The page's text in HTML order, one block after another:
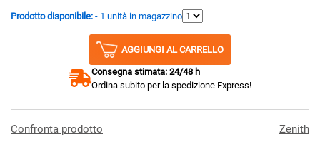
Prodotto disponibile: - 1 unità in magazzino
AGGIUNGI AL CARRELLO
Consegna stimata: 24/48 h
Ordina subito per la spedizione Express!
Confronta prodotto Zenith